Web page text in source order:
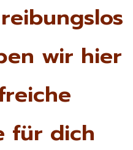
wir hier
für dich